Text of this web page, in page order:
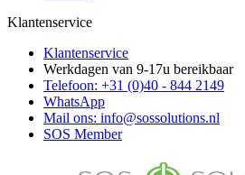
Klantenservice
Klantenservice
Werkdagen van 9-17u bereikbaar
Telefoon: +31 (0)40 - 844 2149
WhatsApp
Mail ons: info@sossolutions.nl
SOS Member